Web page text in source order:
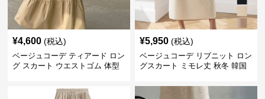
¥4,600 (税込)
ベージュコーデ ティアード ロン
グ スカート ウエストゴム 体型
¥5,950 (税込)
ベージュコーデ リブニット ロン
グスカート ミモレ丈 秋冬 韓国